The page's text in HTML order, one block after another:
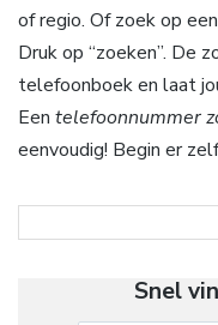
of regio. Of zoek op
Druk op “zoeken”. De
telefoonboek en laat
Een telefoonnummer
eenvoudig! Begin er
Snel